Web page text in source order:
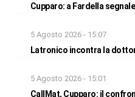
Cupparo: a Fardella
5 Agosto 2026 - 15:07
Latronico incontra la
5 Agosto 2026 - 15:01
CallMat, Cupparo: il